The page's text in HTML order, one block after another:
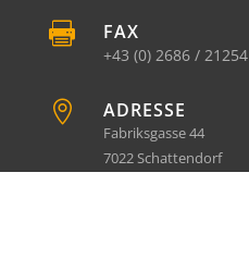
 FAX
+43 (0) 2686 / 21254
 ADRESSE
Fabriksgasse 44
7022 Schattendorf